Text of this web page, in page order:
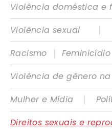
Violência doméstica e
Violência sexual
|
Racismo
| Feminicídio
Violência de gênero
Mulher e Mídia
|
Direitos sexuais e